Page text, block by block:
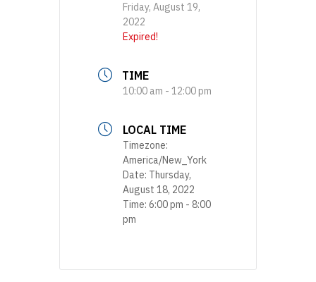
Friday, August 19,
2022
Expired!
TIME
10:00 am - 12:00 pm
LOCAL TIME
Timezone:
America/New_York
Date: Thursday,
August 18, 2022
Time: 6:00 pm - 8:00
pm